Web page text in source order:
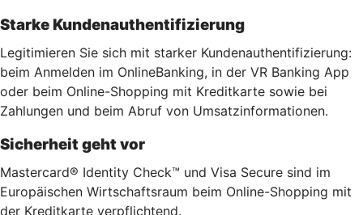
Starke Kundenauthentifizierung
Legitimieren Sie sich mit starker Kundenauthentifizierung:
beim Anmelden im OnlineBanking, in der VR Banking App
oder beim Online-Shopping mit Kreditkarte sowie bei
Zahlungen und beim Abruf von Umsatzinformationen.
Sicherheit geht vor
Mastercard® Identity Check™ und Visa Secure sind im
Europäischen Wirtschaftsraum beim Online-Shopping mit
der Kreditkarte verpflichtend.